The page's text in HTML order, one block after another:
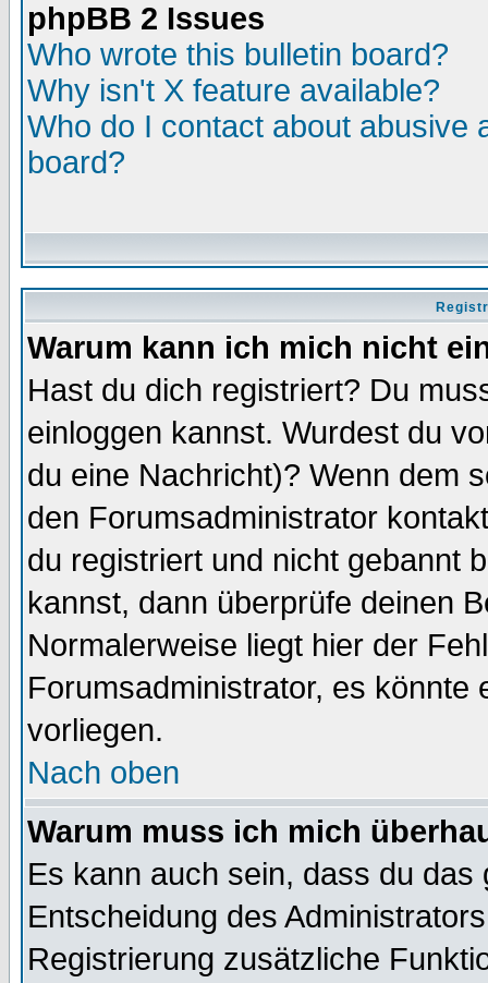
phpBB 2 Issues
Who wrote this bulletin board?
Why isn't X feature available?
Who do I contact about abusive
board?
Warum kann ich mich nicht
Hast du dich registriert? Du
einloggen kannst. Wurdest du
du eine Nachricht)? Wenn dem
den Forumsadministrator
du registriert und nicht gebannt
kannst, dann überprüfe deinen
Normalerweise liegt hier der
Forumsadministrator, es könnte
vorliegen.
Nach oben
Warum muss ich mich
Es kann auch sein, dass du
Entscheidung des
Registrierung zusätzliche